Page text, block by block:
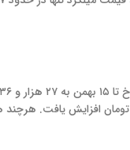
دیگر، قیمت میلگرد که در ۵ دی ۲۸ هزار و ۸۳۲